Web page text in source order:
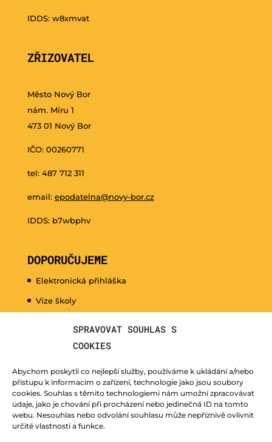
SPRAVOVAT SOUHLAS S
COOKIES
Abychom poskytli co nejlepší služby, používáme k ukládání a/nebo
přístupu k informacím o zařízení, technologie jako jsou soubory
cookies. Souhlas s těmito technologiemi nám umožní zpracovávat
údaje, jako je chování při procházení nebo jedinečná ID na tomto
webu. Nesouhlas nebo odvolání souhlasu může nepříznivě ovlivnit
určité vlastnosti a funkce.
IDDS: w8xmvat
ZŘIZOVATEL
Město Nový Bor
nám. Míru 1
473 01 Nový Bor
IČO: 00260771
tel: 487 712 311
email: epodatelna@novy-bor.cz
IDDS: b7wbphv
DOPORUČUJEME
Elektronická přihláška
Vize školy
Kurzy pro veřejnost
Fotogalerie
Učitelé